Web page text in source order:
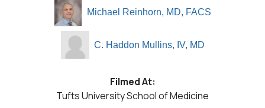
Michael Reinhorn, MD, FACS
C. Haddon Mullins, IV, MD
Filmed At:
Tufts University School of Medicine